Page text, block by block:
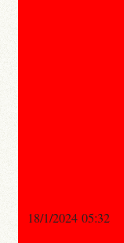
18/1/2024 05:32